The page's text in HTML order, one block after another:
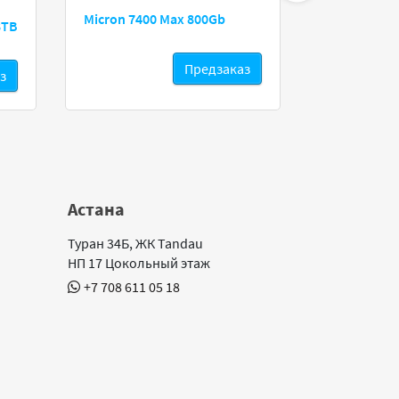
Micron 7400 Max 800Gb
Предзаказ
Астана
Туран 34Б, ЖК Tandau
НП 17 Цокольный этаж
+7 708 611 05 18